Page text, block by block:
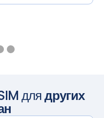
длядругих